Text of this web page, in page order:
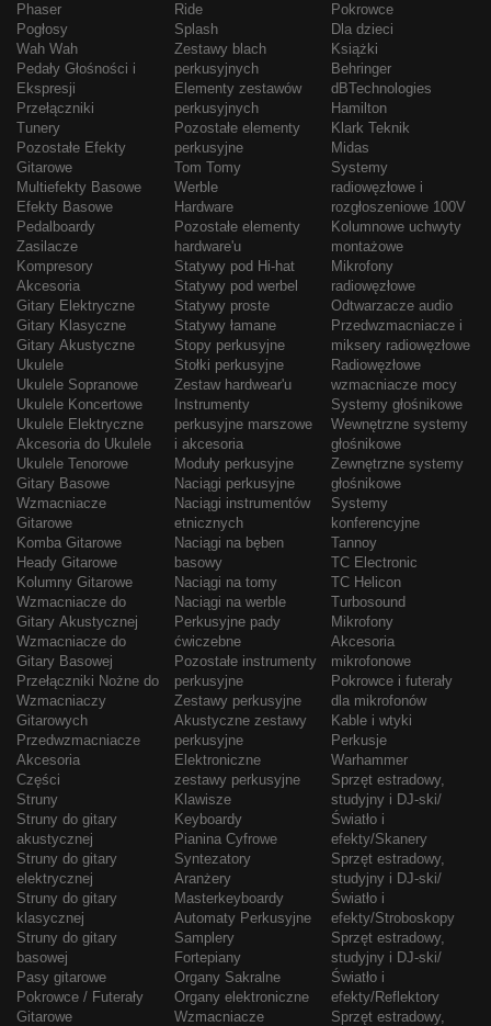
Phaser
Pogłosy
Wah Wah
Pedały Głośności i
Ekspresji
Przełączniki
Tunery
Pozostałe Efekty
Gitarowe
Multiefekty Basowe
Efekty Basowe
Pedalboardy
Zasilacze
Kompresory
Akcesoria
Gitary Elektryczne
Gitary Klasyczne
Gitary Akustyczne
Ukulele
Ukulele Sopranowe
Ukulele Koncertowe
Ukulele Elektryczne
Akcesoria do Ukulele
Ukulele Tenorowe
Gitary Basowe
Wzmacniacze
Gitarowe
Komba Gitarowe
Heady Gitarowe
Kolumny Gitarowe
Wzmacniacze do
Gitary Akustycznej
Wzmacniacze do
Gitary Basowej
Przełączniki Nożne do
Wzmacniaczy
Gitarowych
Przedwzmacniacze
Akcesoria
Części
Struny
Struny do gitary
akustycznej
Struny do gitary
elektrycznej
Struny do gitary
klasycznej
Struny do gitary
basowej
Pasy gitarowe
Pokrowce / Futerały
Gitarowe
Ride
Splash
Zestawy blach
perkusyjnych
Elementy zestawów
perkusyjnych
Pozostałe elementy
perkusyjne
Tom Tomy
Werble
Hardware
Pozostałe elementy
hardware'u
Statywy pod Hi-hat
Statywy pod werbel
Statywy proste
Statywy łamane
Stopy perkusyjne
Stołki perkusyjne
Zestaw hardwear'u
Instrumenty
perkusyjne marszowe
i akcesoria
Moduły perkusyjne
Naciągi perkusyjne
Naciągi instrumentów
etnicznych
Naciągi na bęben
basowy
Naciągi na tomy
Naciągi na werble
Perkusyjne pady
ćwiczebne
Pozostałe instrumenty
perkusyjne
Zestawy perkusyjne
Akustyczne zestawy
perkusyjne
Elektroniczne
zestawy perkusyjne
Klawisze
Keyboardy
Pianina Cyfrowe
Syntezatory
Aranżery
Masterkeyboardy
Automaty Perkusyjne
Samplery
Fortepiany
Organy Sakralne
Organy elektroniczne
Wzmacniacze
Pokrowce
Dla dzieci
Książki
Behringer
dBTechnologies
Hamilton
Klark Teknik
Midas
Systemy
radiowęzłowe i
rozgłoszeniowe 100V
Kolumnowe uchwyty
montażowe
Mikrofony
radiowęzłowe
Odtwarzacze audio
Przedwzmacniacze i
miksery radiowęzłowe
Radiowęzłowe
wzmacniacze mocy
Systemy głośnikowe
Wewnętrzne systemy
głośnikowe
Zewnętrzne systemy
głośnikowe
Systemy
konferencyjne
Tannoy
TC Electronic
TC Helicon
Turbosound
Mikrofony
Akcesoria
mikrofonowe
Pokrowce i futerały
dla mikrofonów
Kable i wtyki
Perkusje
Warhammer
Sprzęt estradowy,
studyjny i DJ-ski/
Światło i
efekty/Skanery
Sprzęt estradowy,
studyjny i DJ-ski/
Światło i
efekty/Stroboskopy
Sprzęt estradowy,
studyjny i DJ-ski/
Światło i
efekty/Reflektory
Sprzęt estradowy,